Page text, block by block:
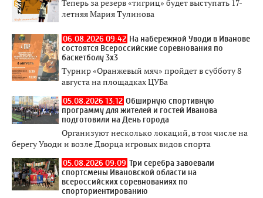
Теперь за резерв «тигриц» будет выступать 17-
летняя Мария Тулинова
06.08.2026 09:42 На набережной Уводи в Иванове
состоятся Всероссийские соревнования по
баскетболу 3x3
Турнир «Оранжевый мяч» пройдет в субботу 8
августа на площадках ЦУБа
05.08.2026 13:12 Обширную спортивную
программу для жителей и гостей Иванова
подготовили на День города
Организуют несколько локаций, в том числе на
берегу Уводи и возле Дворца игровых видов спорта
05.08.2026 09:09 Три серебра завоевали
спортсмены Ивановской области на
всероссийских соревнованиях по
спорториентированию